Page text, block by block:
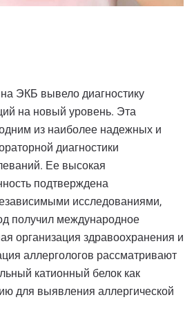
ЭКБ вывело диагностику
на новый уровень. Эта
из наиболее надежных и
диагностики
Ее высокая
подтверждена
исследованиями,
получил международное
организация здравоохранения и
аллергологов рассматривают
катионный белок как
для выявления аллергической